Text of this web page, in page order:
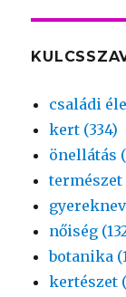
családi
kert (334)
önellátás
természet
nőiség
botanika
kertészet